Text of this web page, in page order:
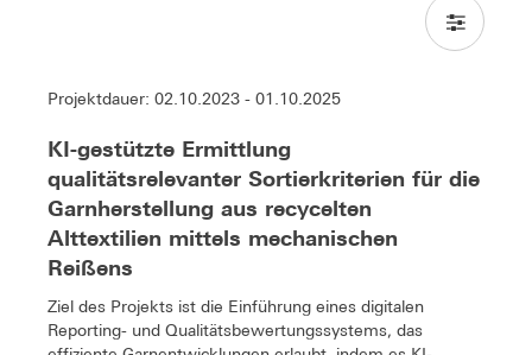
Projektdauer: 02.10.2023 - 01.10.2025
KI-gestützte Ermittlung
qualitätsrelevanter Sortierkriterien für die
Garnherstellung aus recycelten
Alttextilien mittels mechanischen
Reißens
Ziel des Projekts ist die Einführung eines digitalen
Reporting- und Qualitätsbewertungssystems, das